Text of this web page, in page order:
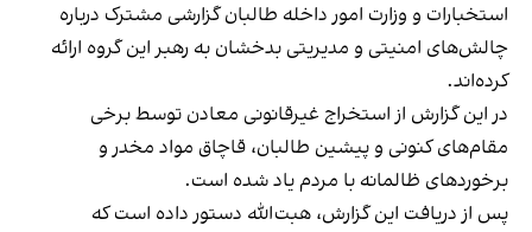
استخبارات و وزارت امور داخله طالبان گزارشی مشترک درباره
چالش‌های امنیتی و مدیریتی بدخشان به رهبر این گروه ارائه
کرده‌اند.
در این گزارش از استخراج غیرقانونی معادن توسط برخی
مقام‌های کنونی و پیشین طالبان، قاچاق مواد مخدر و
برخوردهای ظالمانه با مردم یاد شده است.
پس از دریافت این گزارش، هبت‌الله دستور داده است که